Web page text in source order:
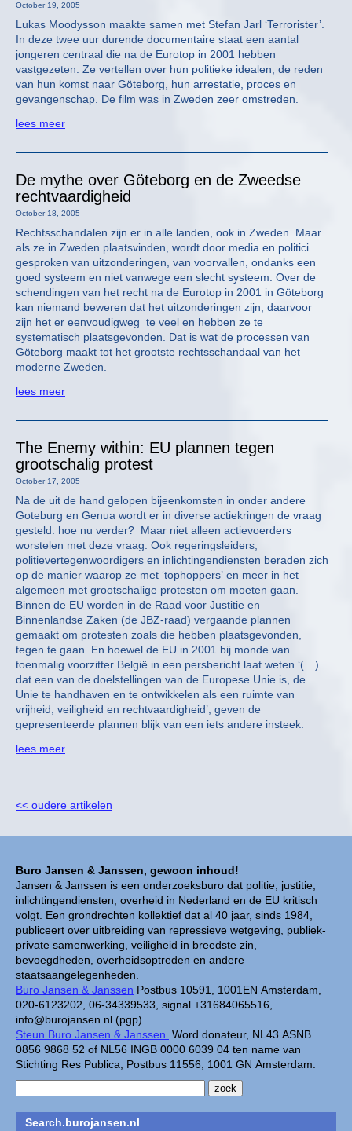
Buro Jansen & Janssen, gewoon inhoud!
Jansen & Janssen is een onderzoeksburo dat politie, justitie,
inlichtingendiensten, overheid in Nederland en de EU kritisch
volgt. Een grondrechten kollektief dat al 40 jaar, sinds 1984,
publiceert over uitbreiding van repressieve wetgeving, publiek-
private samenwerking, veiligheid in breedste zin,
bevoegdheden, overheidsoptreden en andere
staatsaangelegenheden.
Buro Jansen & Janssen Postbus 10591, 1001EN Amsterdam,
020-6123202, 06-34339533, signal +31684065516,
info@burojansen.nl (pgp)
Steun Buro Jansen & Janssen. Word donateur, NL43 ASNB
0856 9868 52 of NL56 INGB 0000 6039 04 ten name van
Stichting Res Publica, Postbus 11556, 1001 GN Amsterdam.
Search.burojansen.nl
October 19, 2005
Lukas Moodysson maakte samen met Stefan Jarl ‘Terrorister’.
In deze twee uur durende documentaire staat een aantal
jongeren centraal die na de Eurotop in 2001 hebben
vastgezeten. Ze vertellen over hun politieke idealen, de reden
van hun komst naar Göteborg, hun arrestatie, proces en
gevangenschap. De film was in Zweden zeer omstreden.
lees meer
De mythe over Göteborg en de Zweedse
rechtvaardigheid
October 18, 2005
Rechtsschandalen zijn er in alle landen, ook in Zweden. Maar
als ze in Zweden plaatsvinden, wordt door media en politici
gesproken van uitzonderingen, van voorvallen, ondanks een
goed systeem en niet vanwege een slecht systeem. Over de
schendingen van het recht na de Eurotop in 2001 in Göteborg
kan niemand beweren dat het uitzonderingen zijn, daarvoor
zijn het er eenvoudigweg te veel en hebben ze te
systematisch plaatsgevonden. Dat is wat de processen van
Göteborg maakt tot het grootste rechtsschandaal van het
moderne Zweden.
lees meer
The Enemy within: EU plannen tegen
grootschalig protest
October 17, 2005
Na de uit de hand gelopen bijeenkomsten in onder andere
Goteburg en Genua wordt er in diverse actiekringen de vraag
gesteld: hoe nu verder? Maar niet alleen actievoerders
worstelen met deze vraag. Ook regeringsleiders,
politievertegenwoordigers en inlichtingendiensten beraden zich
op de manier waarop ze met ‘tophoppers’ en meer in het
algemeen met grootschalige protesten om moeten gaan.
Binnen de EU worden in de Raad voor Justitie en
Binnenlandse Zaken (de JBZ-raad) vergaande plannen
gemaakt om protesten zoals die hebben plaatsgevonden,
tegen te gaan. En hoewel de EU in 2001 bij monde van
toenmalig voorzitter België in een persbericht laat weten ‘(…)
dat een van de doelstellingen van de Europese Unie is, de
Unie te handhaven en te ontwikkelen als een ruimte van
vrijheid, veiligheid en rechtvaardigheid’, geven de
gepresenteerde plannen blijk van een iets andere insteek.
lees meer
<< oudere artikelen